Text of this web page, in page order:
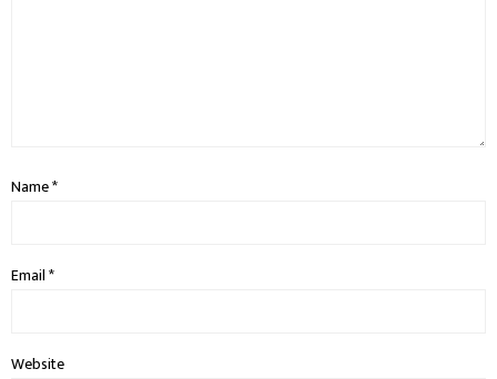
Name*
Email*
Website